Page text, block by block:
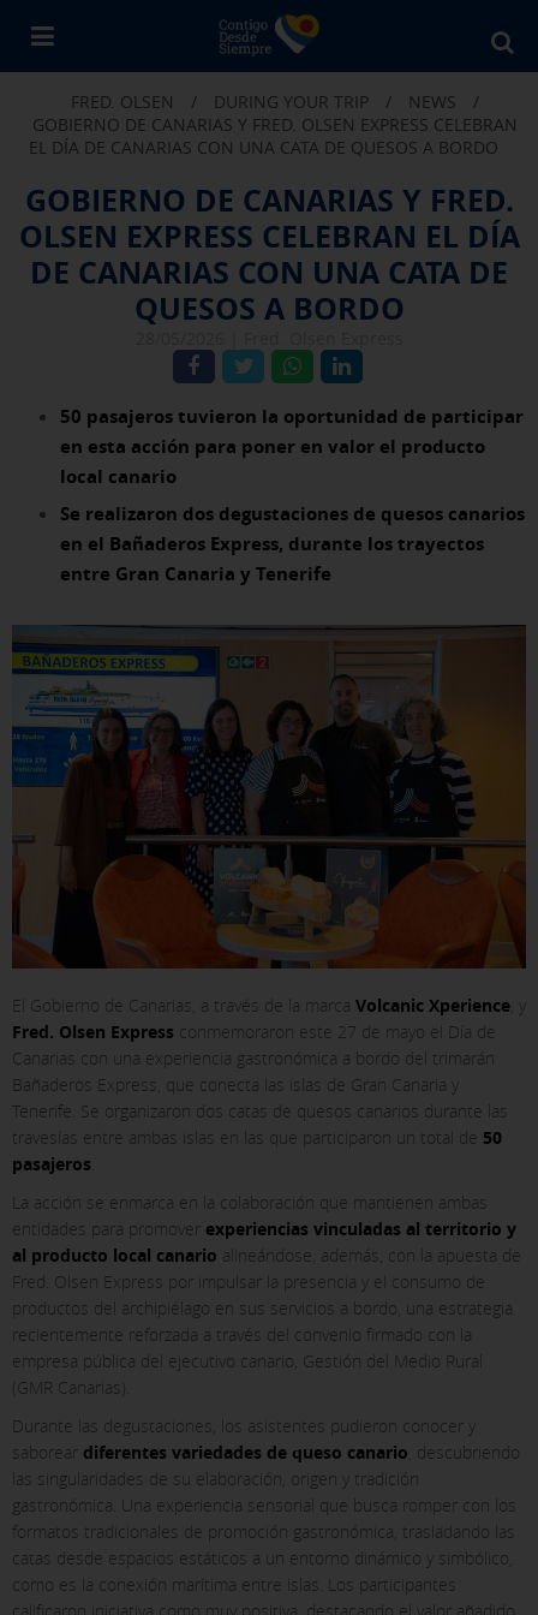
FRED. OLSEN / DURING YOUR TRIP / NEWS
/
GOBIERNO DE CANARIAS Y FRED. OLSEN EXPRESS CELEBRAN
EL DÍA DE CANARIAS CON UNA CATA DE QUESOS A BORDO
GOBIERNO DE CANARIAS Y FRED.
OLSEN EXPRESS CELEBRAN EL DÍA
DE CANARIAS CON UNA CATA DE
QUESOS A BORDO
50 pasajeros tuvieron la oportunidad de participar
en esta acción para poner en valor el producto
local canario
Se realizaron dos degustaciones de quesos canarios
en el Bañaderos Express, durante los trayectos
entre Gran Canaria y Tenerife
El Gobierno de Canarias, a través de la marca Volcanic Xperience
Fred. Olsen Express conmemoraron este 27 de mayo el Día de
Canarias con una experiencia gastronómica a bordo del trimarán
Bañaderos Express, que conecta las islas de Gran Canaria y
Tenerife. Se organizaron dos catas de quesos canarios durante las
travesías entre ambas islas en las que participaron un total de 50
pasajeros
La acción se enmarca en la colaboración que mantienen ambas
entidades para promover experiencias vinculadas al territorio y
al producto local canario alineándose, además, con la apuesta de
Fred. Olsen Express por impulsar la presencia y el consumo de
productos del archipiélago en sus servicios a bordo, una estrategia
recientemente reforzada a través del convenio firmado con la
empresa pública del ejecutivo canario, Gestión del Medio Rural
(GMR Canarias).
Durante las degustaciones, los asistentes pudieron conocer y
saborear diferentes variedades de queso canario , descubriendo
las singularidades de su elaboración, origen y tradición
gastronómica. Una experiencia sensorial que busca romper con los
formatos tradicionales de promoción gastronómica, trasladando las
catas desde espacios estáticos a un entorno dinámico y simbólico,
como es la conexión marítima entre islas. Los participantes
calificaron iniciativa como muy positiva, destacando el valor añadido
X
COOKIE SETTINGS